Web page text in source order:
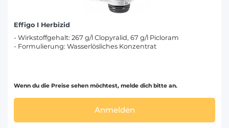
Effigo I Herbizid
- Wirkstoffgehalt: 267 g/l Clopyralid, 67 g/l Picloram
- Formulierung: Wasserlösliches Konzentrat
Wenn du die Preise sehen möchtest, melde dich bitte an.
Anmelden